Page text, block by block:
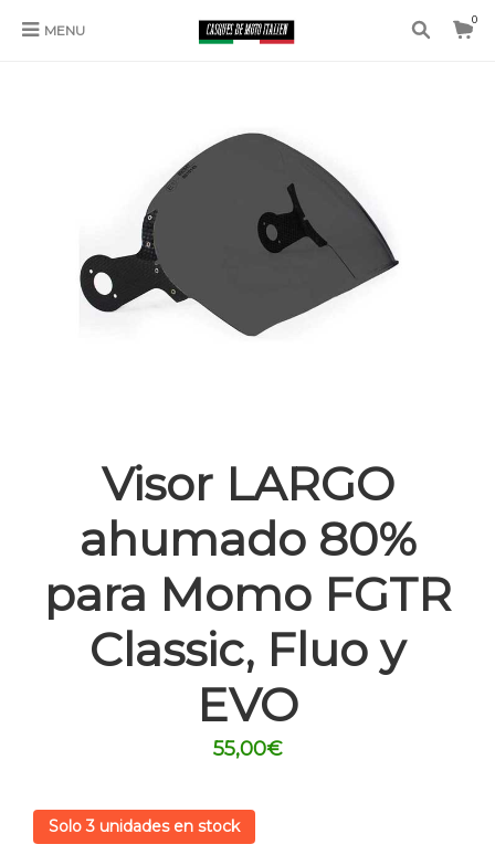
MENU
0
Visor LARGO
ahumado 80%
para Momo FGTR
Classic, Fluo y
EVO
55,00€
Solo 3 unidades en stock